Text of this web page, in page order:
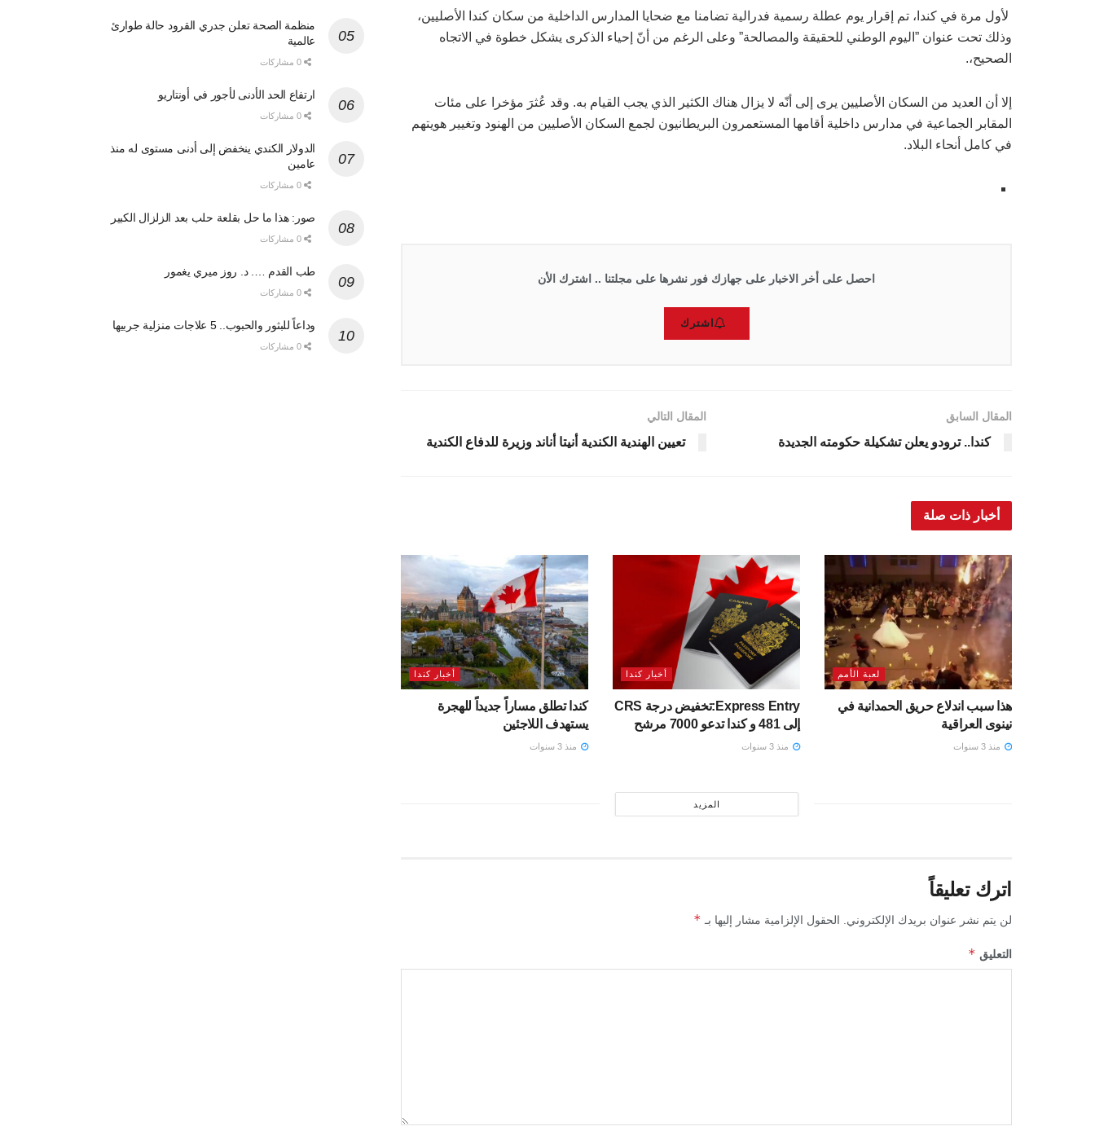
لأول مرة في كندا، تم إقرار يوم عطلة رسمية فدرالية تضامنا مع ضحايا المدارس الداخلية من سكان كندا الأصليين،
وذلك تحت عنوان ”اليوم الوطني للحقيقة والمصالحة” وعلى الرغم من أنّ إحياء الذكرى يشكل خطوة في الاتجاه
الصحيح،.
إلا أن العديد من السكان الأصليين يرى إلى أنّه لا يزال هناك الكثير الذي يجب القيام به. وقد عُثرَ مؤخرا على مئات
المقابر الجماعية في مدارس داخلية أقامها المستعمرون البريطانيون لجمع السكان الأصليين من الهنود وتغيير هويتهم
في كامل أنحاء البلاد.
احصل على أخر الاخبار على جهازك فور نشرها على مجلتنا .. اشترك الأن
اشترك
المقال السابق
كندا.. ترودو يعلن تشكيلة حكومته الجديدة
المقال التالي
تعيين الهندية الكندية أنيتا أناند وزيرة للدفاع الكندية
أخبار ذات صلة
لعبة الأمم
هذا سبب اندلاع حريق الحمدانية في
نينوى العراقية
منذ 3 سنوات
أخبار كندا
Express Entry:تخفيض درجة CRS
إلى 481 و كندا تدعو 7000 مرشح
منذ 3 سنوات
أخبار كندا
كندا تطلق مساراً جديداً للهجرة
يستهدف اللاجئين
منذ 3 سنوات
المزيد
اترك تعليقاً
لن يتم نشر عنوان بريدك الإلكتروني. الحقول الإلزامية مشار إليها بـ *
التعليق *
منظمة الصحة تعلن جدري القرود حالة طوارئ
عالمية
ارتفاع الحد الأدنى لأجور في أونتاريو
الدولار الكندي ينخفض إلى أدنى مستوى له منذ
عامين
صور: هذا ما حل بقلعة حلب بعد الزلزال الكبير
طب القدم …. د. روز ميري يغمور
وداعاً للبثور والحبوب.. 5 علاجات منزلية جربيها